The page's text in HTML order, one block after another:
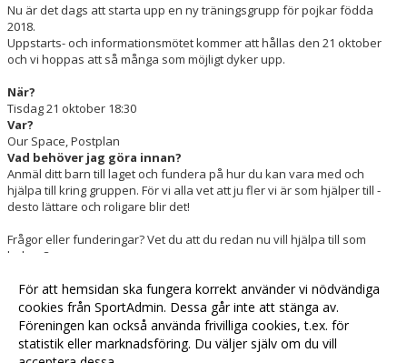
Nu är det dags att starta upp en ny träningsgrupp för pojkar födda
2018.
Uppstarts- och informationsmötet kommer att hållas den 21 oktober
och vi hoppas att så många som möjligt dyker upp.
När?
Tisdag 21 oktober 18:30
Var?
Our Space, Postplan
Vad behöver jag göra innan?
Anmäl ditt barn till laget och fundera på hur du kan vara med och
hjälpa till kring gruppen. För vi alla vet att ju fler vi är som hjälper till -
desto lättare och roligare blir det!
Frågor eller funderingar? Vet du att du redan nu vill hjälpa till som
ledare?
Kontakta ungdomsansvarig Erik Lidell!
erik@ljusdalbandy.se
070-742 82 02
För att hemsidan ska fungera korrekt använder vi nödvändiga
cookies från SportAdmin. Dessa går inte att stänga av.
Föreningen kan också använda frivilliga cookies, t.ex. för
statistik eller marknadsföring. Du väljer själv om du vill